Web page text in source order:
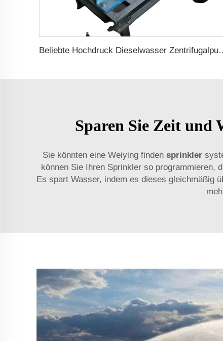
Beliebte Hochdruck
Sparen Sie Zeit und
Sie könnten eine Weiying finden sprinkler
können Sie Ihren Sprinkler so programmieren,
Es spart Wasser, indem es dieses gleichmäßig